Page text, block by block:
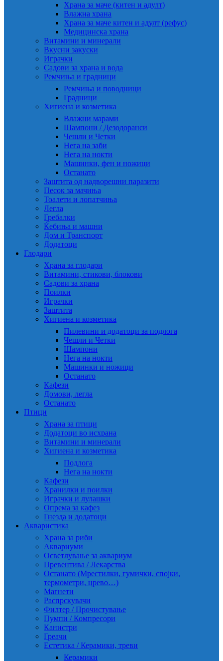
Храна за маче (китен и адулт)
Влажна храна
Храна за маче китен и адулт (рефус)
Медицинска храна
Витамини и минерали
Вкусни закуски
Играчки
Садови за храна и вода
Ремчиња и градници
Ремчиња и поводници
Градници
Хигиена и козметика
Влажни марами
Шампони / Дезодоранси
Чешли и Четки
Нега на заби
Нега на нокти
Машинки, фен и ножици
Останато
Заштита од надворешни паразити
Песок за мачиња
Тоалети и лопатчиња
Легла
Гребалки
Ќебиња и машни
Дом и Транспорт
Додатоци
Глодари
Храна за глодари
Витамини, стикови, блокови
Садови за храна
Поилки
Играчки
Заштита
Хигиена и козметика
Пилевини и додатоци за подлога
Чешли и Четки
Шампони
Нега на нокти
Машинки и ножици
Останато
Кафези
Домови, легла
Останато
Птици
Храна за птици
Додатоци во исхрана
Витамини и минерали
Хигиена и козметика
Подлога
Нега на нокти
Кафези
Хранилки и поилки
Играчки и лулашки
Опрема за кафез
Гнезда и додатоци
Акваристика
Храна за риби
Аквариуми
Осветлување за аквариум
Превентива / Лекарства
Останато (Мрестилки, гумички, спојки,
термометри, црево…)
Магнети
Распрскувачи
Филтер / Прочистување
Пумпи / Компресори
Канистри
Греачи
Естетика / Керамики, треви
Керамики